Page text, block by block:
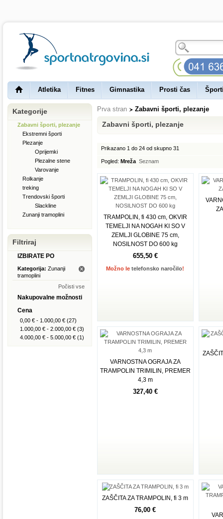
Atletika Fitnes Gimnastika Prosti čas
Kategorije
Zabavni športi, plezanje
Ekstremni športi
Plezanje
Oprijemki
Plezalne stene
Varovanje
Rolkanje
treking
Trendovski športi
Slackline
Zunanji tramoplini
Filtriraj
IZBIRATE PO
Kategorija: Zunanji
tramoplini
Počisti vse
Nakupovalne možnosti
Cena
0,00 € - 1.000,00 € (27)
1.000,00 € - 2.000,00 € (3)
4.000,00 € - 5.000,00 € (1)
Prva stran Zabavni športi, plezanje
Zabavni športi, plezanje
Prikazano 1 do 24 od skupno 31
Pogled: Mreža Seznam
TRAMPOLIN, fi 430 cm, OKVIR
TEMELJI NA NOGAH KI SO V
ZEMLJI GLOBINE 75 cm,
NOSILNOST DO 600 kg
655,50 €
Možno letelefonsko naročilo!
VARNOSTNA OGRAJA ZA
TRAMPOLIN TRIMILIN, PREMER
4,3 m
327,40 €
ZAŠČITA ZA TRAMPOLIN, fi 3 m
76,00 €